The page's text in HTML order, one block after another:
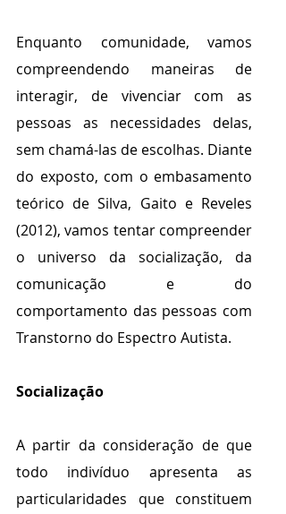
Enquanto comunidade, vamos
compreendendo maneiras de
interagir, de vivenciar com as
pessoas as necessidades delas,
sem chamá-las de escolhas. Diante
do exposto, com o embasamento
teórico de Silva, Gaito e Reveles
(2012), vamos tentar compreender
o universo da socialização, da
comunicação e do
comportamento das pessoas com
Transtorno do Espectro Autista.
Socialização
A partir da consideração de que
todo indivíduo apresenta as
particularidades que constituem